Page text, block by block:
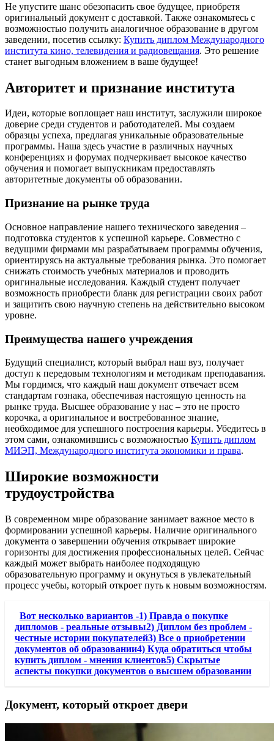
Не упустите шанс обезопасить свое будущее, приобретя
оригинальный документ с доставкой. Также ознакомьтесь с
возможностью получить аналогичное образование в другом
заведении, посетив ссылку: Купить диплом Международного
института кино, телевидения и радиовещания. Это решение
станет выгодным вложением в ваше будущее!
Авторитет и признание института
Идеи, которые воплощает наш институт, заслужили широкое
доверие среди студентов и работодателей. Мы создаем
образцы успеха, предлагая уникальные образовательные
программы. Наша здесь участие в различных научных
конференциях и форумах подчеркивает высокое качество
обучения и помогает выпускникам предоставлять
авторитетные документы об образовании.
Признание на рынке труда
Основное направление нашего технического заведения –
подготовка студентов к успешной карьере. Совместно с
ведущими фирмами мы разрабатываем программы обучения,
ориентируясь на актуальные требования рынка. Это помогает
снижать стоимость учебных материалов и проводить
оригинальные исследования. Каждый студент получает
возможность приобрести бланк для регистрации своих работ
и защитить свою научную степень на действительно высоком
уровне.
Преимущества нашего учреждения
Будущий специалист, который выбрал наш вуз, получает
доступ к передовым технологиям и методикам преподавания.
Мы гордимся, что каждый наш документ отвечает всем
стандартам гознака, обеспечивая настоящую ценность на
рынке труда. Высшее образование у нас – это не просто
корочка, а оригинальное и востребованное знание,
необходимое для успешного построения карьеры. Убедитесь в
этом сами, ознакомившись с возможностью Купить диплом
МИЭП, Международного института экономики и права.
Широкие возможности
трудоустройства
В современном мире образование занимает важное место в
формировании успешной карьеры. Наличие оригинального
документа о завершении обучения открывает широкие
горизонты для достижения профессиональных целей. Сейчас
каждый может выбрать наиболее подходящую
образовательную программу и окунуться в увлекательный
процесс учебы, который откроет путь к новым возможностям.
Вот несколько вариантов -1) Правда о покупке
дипломов - реальные отзывы2) Диплом без проблем -
честные истории покупателей3) Все о приобретении
документов об образовании4) Куда обратиться чтобы
купить диплом - мнения клиентов5) Скрытые
аспекты покупки документов о высшем образовании
Документ, который откроет двери